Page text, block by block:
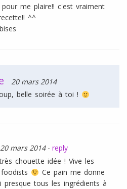
me plaire!! c'est vraiment
^^
20 mars 2014
belle soirée à toi !
20 mars 2014 - reply
chouette idée ! Vive les
Ce pain me donne
presque tous les ingrédients à